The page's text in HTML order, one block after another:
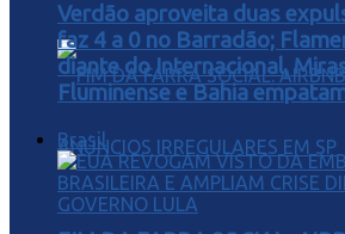
Verdão aproveita duas
faz 4 a 0 no Barradão;
diante do Internacional,
Fluminense e Bahia
Brasil